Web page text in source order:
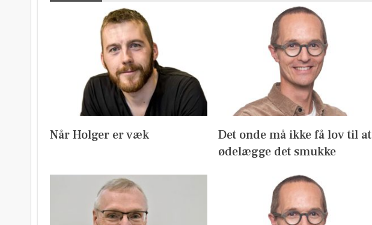
Når Holger er væk
Det onde må ikke få lov til at
ødelægge det smukke